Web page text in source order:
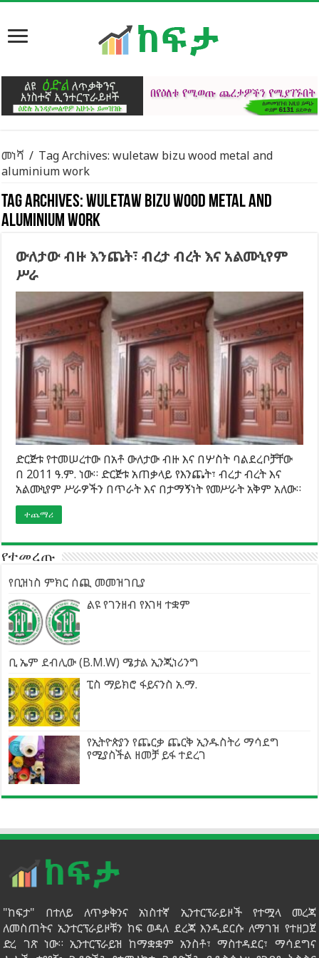
መነሻ / Tag Archives: wuletaw bizu wood metal and
aluminium work
Tag Archives:wuletaw bizu wood metal and
aluminium work
ውለታው ብዙ እንጨት፣ ብረታ ብረት እና አልሙኒየም
ሥራ
ድርጅቱ የተመሠረተው በአቶ ውለታው ብዙ እና በሦስት ባልደረቦቻቸው
በ 2011 ዓ.ም. ነው። ድርጅቱ አጠቃላይ የእንጨት፣ ብረታ ብረት እና
አልሙኒየም ሥራዎችን በጥራት እና በታማኝነት የመሥራት አቅም አለው።
ተጨማሪ
የተመረጡ
የቢዝነስ ምክር ሰጪ መመዝገቢያ
ልዩ የገንዘብ የእገዛ ተቋም
ቢ ኤም ደብሊው (B.M.W) ሜታል ኢንጂነሪንግ
ፒስ ማይክሮ ፋይናንስ አ.ማ.
የኢትዮጵያን የጨርቃ ጨርቅ ኢንዱስትሪ ማሳደግ
የሚያስችል ዘመቻ ይፋ ተደረገ
"ከፍታ" በተለይ ለጥቃቅንና አነስተኛ ኢንተርፕራይዞች የተሟላ መረጃ
ለመስጠትና ኢንተርፕራይዞቹን ከፍ ወዳለ ደረጃ እንዲደርሱ ለማገዝ የተዘጋጀ
ድረ ገጽ ነው። ኢንተርፕራይዝ ከማቋቋም አንስቶ፣ ማስተዳደር፣ ማሳደግና